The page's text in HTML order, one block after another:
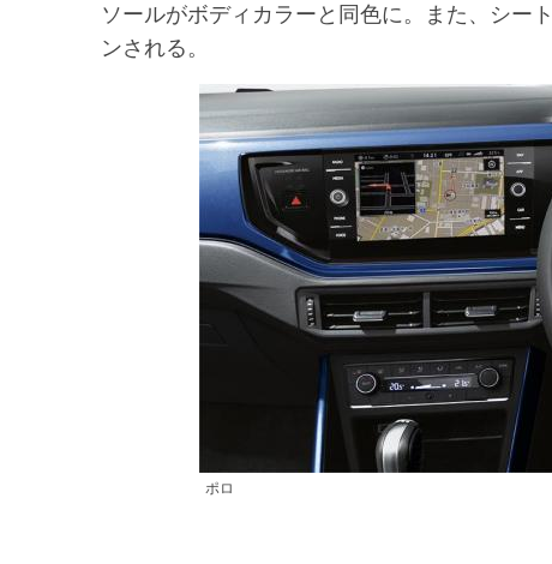
ソールがボディカラーと同色に。また、シー
ンされる。
ポロ